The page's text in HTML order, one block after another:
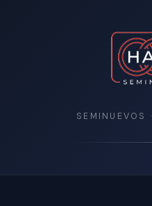
SEMINUEVOS